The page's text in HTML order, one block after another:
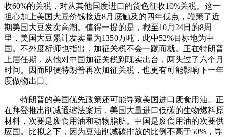
收60%的关税，对从其他国度进口的货色征收10%关税。这一
担心加上美国大豆价钱接近8月底触及的四年低点，鞭策了近
期美国大豆发卖高潮。值得一提的是，截至10月24日的8周
里，美国大豆累计发卖量为1350万吨，此中52%目标地为中
国。不外度析师也指出，加征关税不会一蹴而就。正在特朗普
上届任期，从他对中国加征关税到现实出台，两头过了六个月
时间。因而即便特朗普再次加征关税，也更有可能影响下一年
度做物出口。
特朗普的美国优先政策还可能导致美国进口废食用油。正
在拜登推出削减通缩法案后，美国大量进口低碳的生物燃料原
材料，次要是废食用油和动物脂肪。中国是废食用油的次要供
应国。比拟之下，因为豆油削减碳排放的比例不高于50%，导